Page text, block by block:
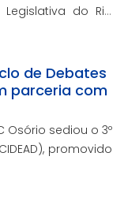
do Rio
Gomes.
de Debates
parceria com
Osório sediou o 3º
promovido